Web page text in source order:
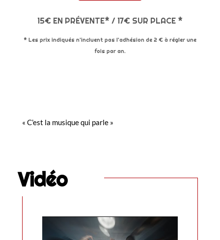
15€ EN PRÉVENTE* / 17€ SUR PLACE *
* Les prix indiqués n’incluent pas l’adhésion de 2 € à régler une
fois par an.
« C’est la musique qui parle »
Vidéo